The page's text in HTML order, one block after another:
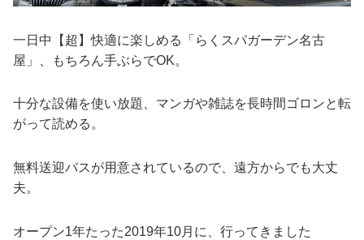
一日中【超】快適に楽しめる「らくスパガーデン名古
屋」、もちろん手ぶらでOK。
十分な設備を使い放題、マンガや雑誌を長時間ゴロンと転
がって読める。
無料送迎バスが用意されているので、遠方からでも大丈
夫。
オープン1年たった2019年10月に、行ってきました